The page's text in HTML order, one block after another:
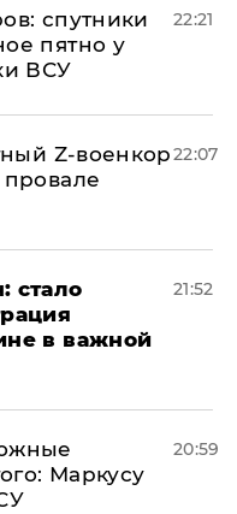
спутники
пятно у
ВСУ
22:21
Z-военкор22:07
стало
в важной
21:52
Маркусу
20:59